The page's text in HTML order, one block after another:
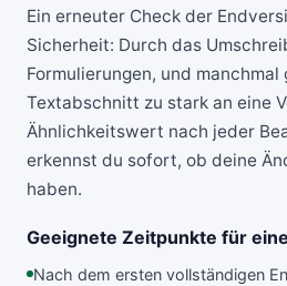
Ein erneuter Check der
Sicherheit: Durch das
Formulierungen, und
Textabschnitt zu stark an eine
Ähnlichkeitswert nach jeder
erkennst du sofort, ob deine
haben.
Geeignete Zeitpunkte für
Nach dem ersten vollständigen